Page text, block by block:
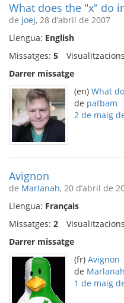
What does the "x" do
de joej, 28 d’abril de 2007
Llengua: English
Missatges: 5
Darrer missatge
(en) What
de patbam
2 de maig
Avignon
de Marlanah, 20 d’abril de
Llengua: Français
Missatges: 2
Darrer missatge
(fr) Avignon
de Marlanah
1 de maig